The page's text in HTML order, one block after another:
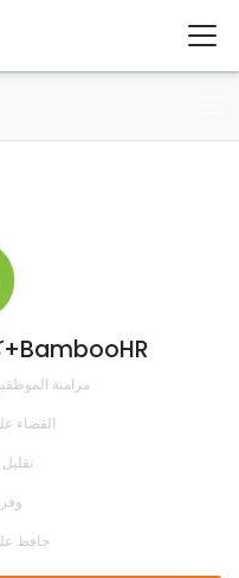
كيف يتكامل أي موصل+BambooHR
مزامنة
القضاء
حافظ